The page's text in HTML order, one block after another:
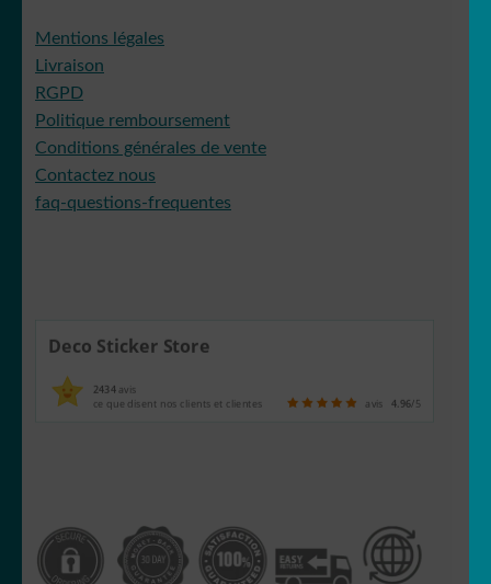
Mentions légales
Livraison
RGPD
Politique remboursement
Conditions générales de vente
Contactez nous
faq-questions-frequentes
Deco Sticker Store
2434avis
ce que disent nos clients et clientes avis 4.96/5